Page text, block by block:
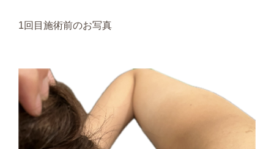
1回目施術前のお写真